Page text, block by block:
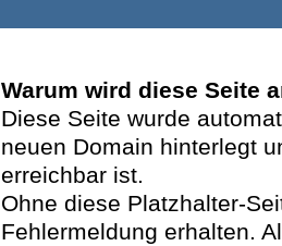
Warum wird diese Seite
Diese Seite wurde
neuen Domain hinterlegt
erreichbar ist.
Ohne diese Platzhalter-
Fehlermeldung erhalten.